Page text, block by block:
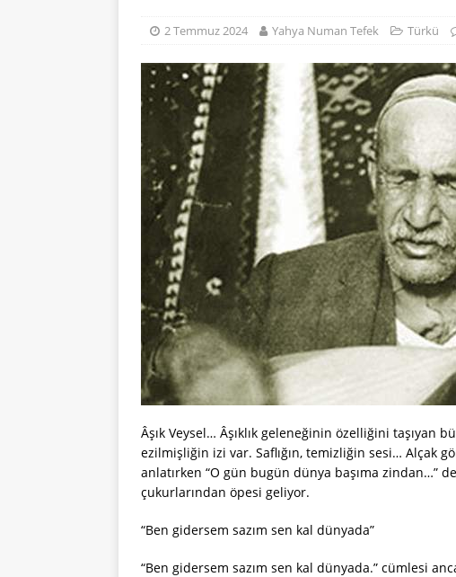
2 Temmuz 2024 Yahya Numan Tefek Türkü
Âşık Veysel… Âşıklık geleneğinin özelliğini taşıyan
ezilmişliğin izi var. Saflığın, temizliğin sesi… Alçak
anlatırken “O gün bugün dünya başıma zindan…”
çukurlarından öpesi geliyor.
“Ben gidersem sazım sen kal dünyada”
“Ben gidersem sazım sen kal dünyada.” cümlesi